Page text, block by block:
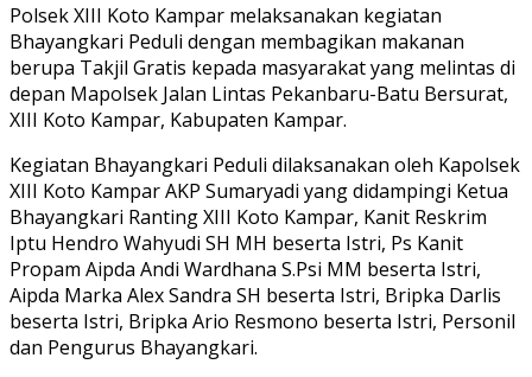
Polsek XIII Koto Kampar melaksanakan kegiatan
Bhayangkari Peduli dengan membagikan makanan
berupa Takjil Gratis kepada masyarakat yang melintas di
depan Mapolsek Jalan Lintas Pekanbaru-Batu Bersurat,
XIII Koto Kampar, Kabupaten Kampar.
Kegiatan Bhayangkari Peduli dilaksanakan oleh Kapolsek
XIII Koto Kampar AKP Sumaryadi yang didampingi Ketua
Bhayangkari Ranting XIII Koto Kampar, Kanit Reskrim
Iptu Hendro Wahyudi SH MH beserta Istri, Ps Kanit
Propam Aipda Andi Wardhana S.Psi MM beserta Istri,
Aipda Marka Alex Sandra SH beserta Istri, Bripka Darlis
beserta Istri, Bripka Ario Resmono beserta Istri, Personil
dan Pengurus Bhayangkari.